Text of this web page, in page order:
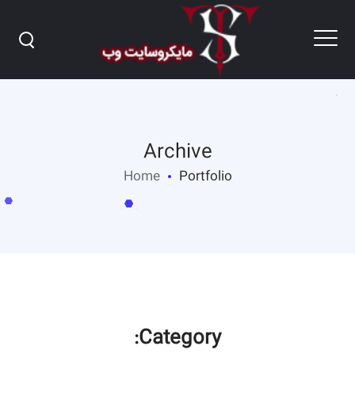
Archive
Home Portfolio
Category: